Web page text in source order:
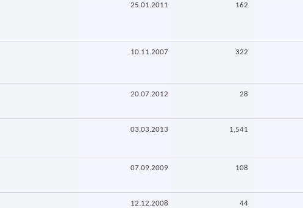
25.01.2011 162
10.11.2007 322
20.07.2012 28
03.03.2013 1,541
07.09.2009 108
12.12.2008 44